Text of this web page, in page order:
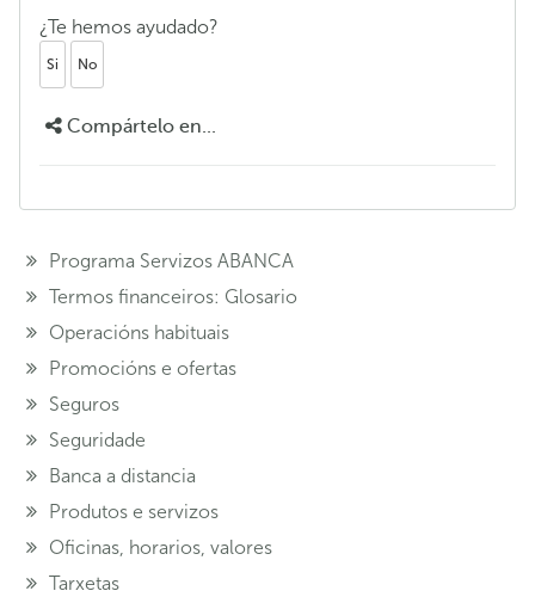
¿Te hemos ayudado?
Si No
Compártelo en...
Programa Servizos ABANCA
Termos financeiros: Glosario
Operacións habituais
Promocións e ofertas
Seguros
Seguridade
Banca a distancia
Produtos e servizos
Oficinas, horarios, valores
Tarxetas